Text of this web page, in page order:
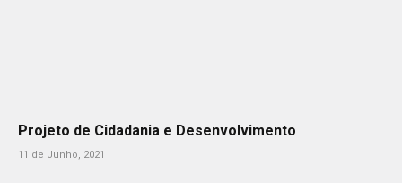
Projeto de Cidadania e Desenvolvimento
11 de Junho, 2021